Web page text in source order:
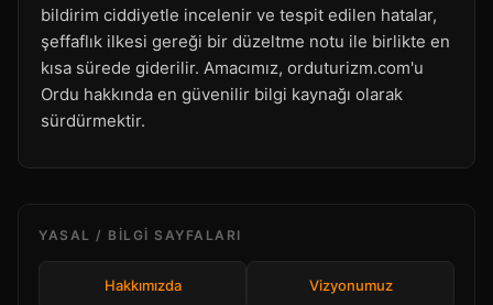
bildirim ciddiyetle incelenir ve tespit edilen hatalar,
şeffaflık ilkesi gereği bir düzeltme notu ile birlikte en
kısa sürede giderilir. Amacımız, orduturizm.com'u
Ordu hakkında en güvenilir bilgi kaynağı olarak
sürdürmektir.
YASAL / BILGI SAYFALARI
Hakkımızda Vizyonumuz